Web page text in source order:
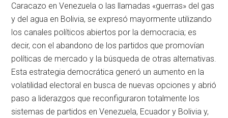
Caracazo en Venezuela o las llamadas «guerras» del gas
y del agua en Bolivia, se expresó mayormente utilizando
los canales políticos abiertos por la democracia; es
decir, con el abandono de los partidos que promovían
políticas de mercado y la búsqueda de otras alternativas.
Esta estrategia democrática generó un aumento en la
volatilidad electoral en busca de nuevas opciones y abrió
paso a liderazgos que reconfiguraron totalmente los
sistemas de partidos en Venezuela, Ecuador y Bolivia y,